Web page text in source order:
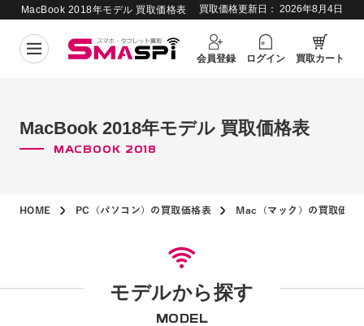
買取価格更新日： 2026年8月4日
MacBook 2018年モデル 買取価格表
会員登録 ログイン 買取カート
MacBook 2018年モデル 買取価格表
MACBOOK 2018
HOME PC（パソコン）の買取価格表 Mac（マック）の買取価格
モデルから探す
MODEL